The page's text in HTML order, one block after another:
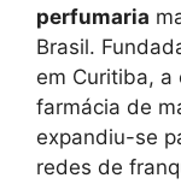
perfumaria
Brasil.
em Curitiba, a
farmácia de
expandiu-se
redes de